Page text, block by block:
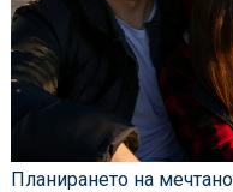
Планирането на